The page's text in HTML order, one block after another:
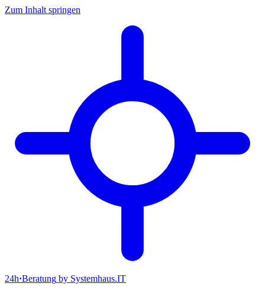
Zum Inhalt springen
24h·Beratung by Systemhaus.IT